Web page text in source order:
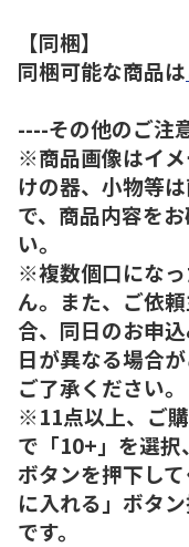
【同梱】
同梱可能な商品は
----その他のご注
※商品画像はイメ
けの器、小物等
で、商品内容を
い。
※複数個口にな
ん。また、ご依
合、同日のお申
日が異なる場合
ご了承ください。
※11点以上、ご
で「10+」を選択
ボタンを押下し
に入れる」ボタ
です。